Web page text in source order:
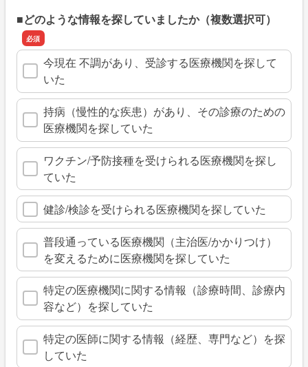
■どのような情報を探していましたか（複数選択可）
今現在 不調があり、受診する医療機関を探して
いた
持病（慢性的な疾患）があり、その診療のための
医療機関を探していた
ワクチン/予防接種を受けられる医療機関を探し
ていた
健診/検診を受けられる医療機関を探していた
普段通っている医療機関（主治医/かかりつけ）
を変えるために医療機関を探していた
特定の医療機関に関する情報（診療時間、診療内
容など）を探していた
特定の医師に関する情報（経歴、専門など）を探
していた